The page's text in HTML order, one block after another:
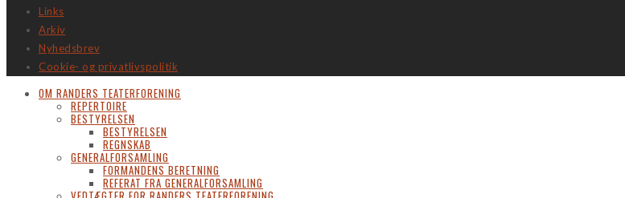
Links
Arkiv
Nyhedsbrev
Cookie- og privatlivspolitik
OM RANDERS TEATERFORENING
REPERTOIRE
BESTYRELSEN
BESTYRELSEN
REGNSKAB
GENERALFORSAMLING
FORMANDENS BERETNING
REFERAT FRA GENERALFORSAMLING